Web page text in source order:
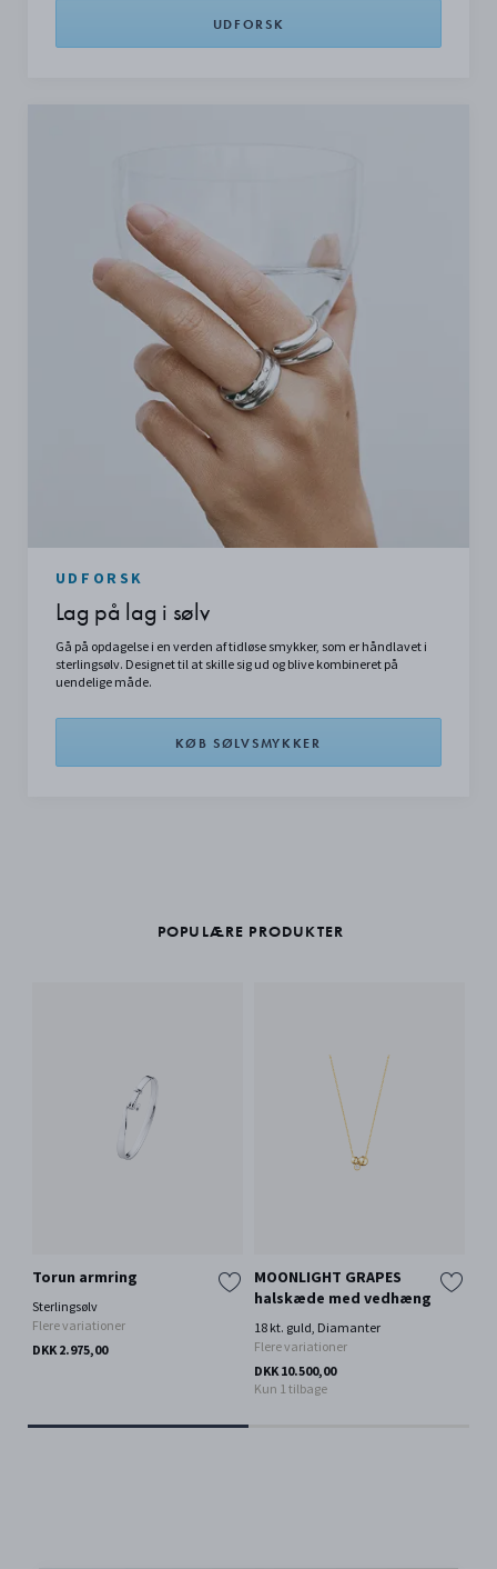
UDFORSK
UDFORSK
Lag på lag i sølv
Gå på opdagelse i en verden af tidløse smykker, som er håndlavet i
sterlingsølv. Designet til at skille sig ud og blive kombineret på
uendelige måde.
KØB SØLVSMYKKER
POPULÆRE PRODUKTER
Torun armring
Sterlingsølv
Flere variationer
DKK 2.975,00
MOONLIGHT GRAPES
halskæde med vedhæng
18 kt. guld, Diamanter
Flere variationer
DKK 10.500,00
Kun 1 tilbage